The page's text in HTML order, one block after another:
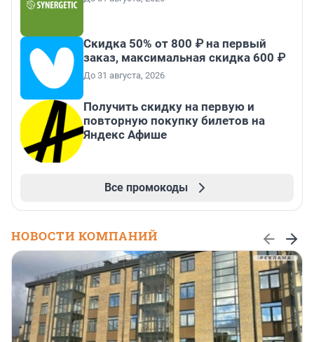
Скидка 50% от 800 ₽ на первый
заказ, максимальная скидка 600 ₽
До 31 августа, 2026
Получить скидку на первую и
повторную покупку билетов на
Яндекс Афише
Все промокоды
НОВОСТИ КОМПАНИЙ